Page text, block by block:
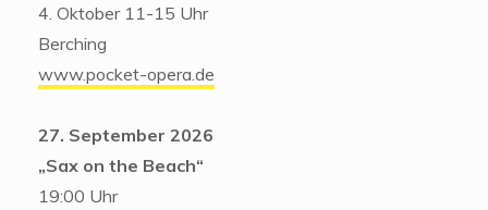
4. Oktober 11-15 Uhr
Berching
www.pocket-opera.de
27. September 2026
„Sax on the Beach“
19:00 Uhr